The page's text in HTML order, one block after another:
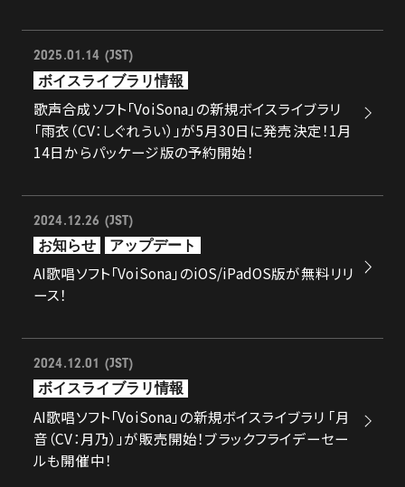
2025.01.14 (JST)
ボイスライブラリ情報
歌声合成ソフト「VoiSona」の新規ボイスライブラリ
「雨衣（CV：しぐれうい）」が5月30日に発売決定！1月
14日からパッケージ版の予約開始！
2024.12.26 (JST)
お知らせ アップデート
AI歌唱ソフト「VoiSona」のiOS/iPadOS版が無料リリ
ース！
2024.12.01 (JST)
ボイスライブラリ情報
AI歌唱ソフト「VoiSona」の新規ボイスライブラリ 「月
音（CV：月乃）」が販売開始！ブラックフライデーセー
ルも開催中！